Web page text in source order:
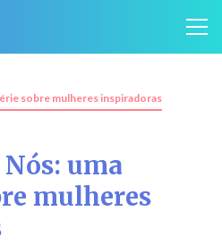
sobre mulheres inspiradoras
uma
mulheres